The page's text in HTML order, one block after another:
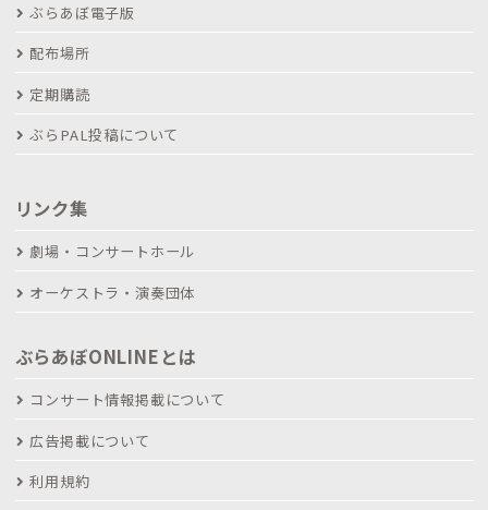
ぶらあぼ電子版
配布場所
定期購読
ぶらPAL投稿について
リンク集
劇場・コンサートホール
オーケストラ・演奏団体
ぶらあぼONLINEとは
コンサート情報掲載について
広告掲載について
利用規約